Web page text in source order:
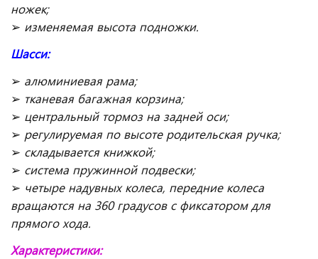
ножек;
➢ изменяемая высота подножки.
Шасси:
➢ алюминиевая рама;
➢ тканевая багажная корзина;
➢ центральный тормоз на задней оси;
➢ регулируемая по высоте родительская ручка;
➢ складывается книжкой;
➢ система пружинной подвески;
➢ четыре надувных колеса, передние колеса
вращаются на 360 градусов с фиксатором для
прямого хода.
Характеристики: